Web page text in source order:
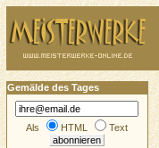
Gemälde des Tages
Als HTML Text